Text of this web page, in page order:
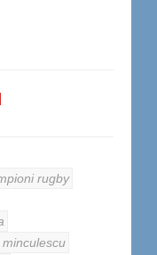
rugby
minculescu